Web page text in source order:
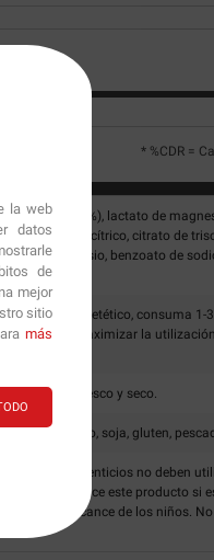
la web
datos
de
mejor
sitio
más
* %CDR =
(33%), lactato de
acidez (ácido cítrico, citrato de
de potasio, benzoato de
suplemento dietético, consuma 1-
para maximizar la
en un lugar fresco y seco.
leche, huevo, soja, gluten,
alimenticios no deben
No utilice este producto si
fuera del alcance de los niños.